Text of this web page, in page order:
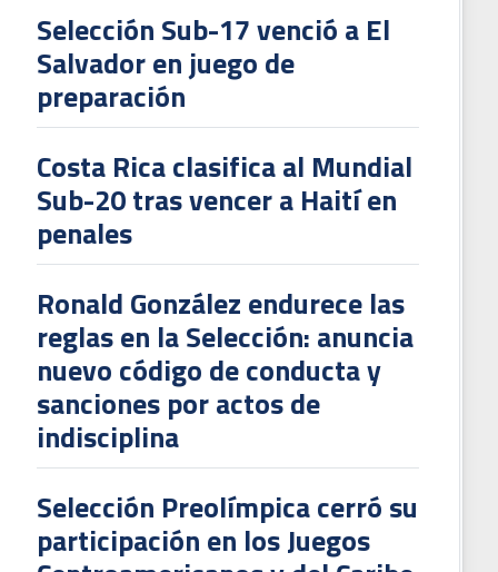
Selección Sub-17 venció a El
Salvador en juego de
preparación
Costa Rica clasifica al Mundial
Sub-20 tras vencer a Haití en
penales
Ronald González endurece las
reglas en la Selección: anuncia
nuevo código de conducta y
sanciones por actos de
indisciplina
Selección Preolímpica cerró su
participación en los Juegos